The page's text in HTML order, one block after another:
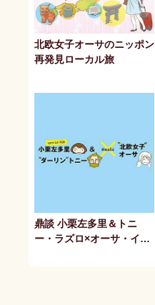
北欧女子オーサのニッポン
再発見ローカル旅
鼎談 小栗左多里＆トニ
ー・ラズロ×オーサ・イェ